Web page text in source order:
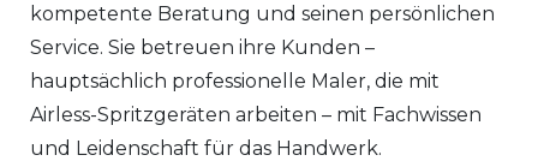
kompetente Beratung und seinen persönlichen
Service. Sie betreuen ihre Kunden –
hauptsächlich professionelle Maler, die mit
Airless-Spritzgeräten arbeiten – mit Fachwissen
und Leidenschaft für das Handwerk.